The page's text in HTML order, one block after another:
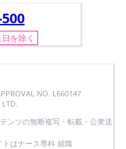
を除く
NO. L660147
ンツの無断複写・転載・公衆送
トはナース専科 就職